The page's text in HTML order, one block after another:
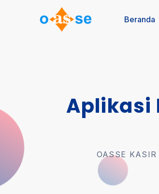
Beranda
Aplikasi
OASSE